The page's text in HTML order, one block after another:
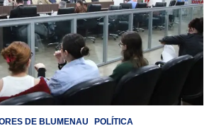
DE BLUMENAU POLÍTICA